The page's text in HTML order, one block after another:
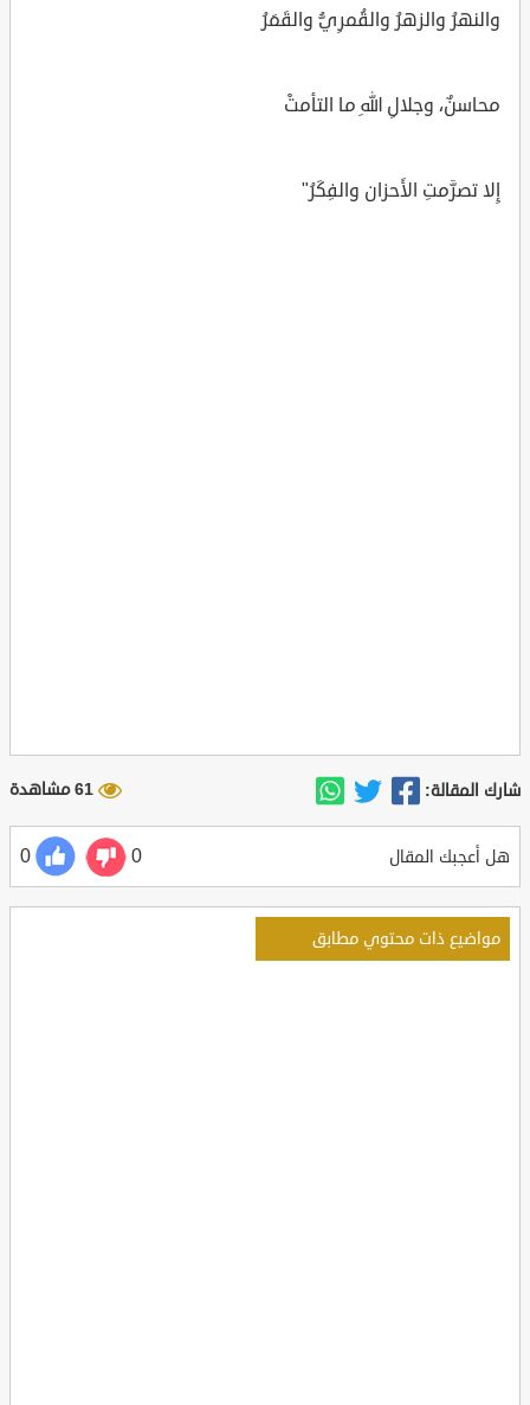
والنهرُ والزهرُ والقُمرِيُّ والقَمَرُ
محاسنٌ، وجلالِ اللهِ ما التأمتْ
إِلا تصرَّمتِ الأَحزان والفِكَرُ"
شارك المقالة: 61 مشاهدة
هل أعجبك المقال 0
0
مواضيع ذات محتوي مطابق